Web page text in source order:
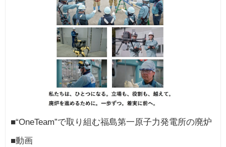
■“OneTeam”で取り組む福島第一原子力発電所の廃炉
■動画